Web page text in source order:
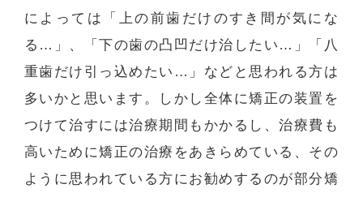
によっては「上の前歯だけのすき間が気にな
る…」、「下の歯の凸凹だけ治したい…」「八
重歯だけ引っ込めたい…」などと思われる方は
多いかと思います。しかし全体に矯正の装置を
つけて治すには治療期間もかかるし、治療費も
高いために矯正の治療をあきらめている、その
ように思われている方にお勧めするのが部分矯